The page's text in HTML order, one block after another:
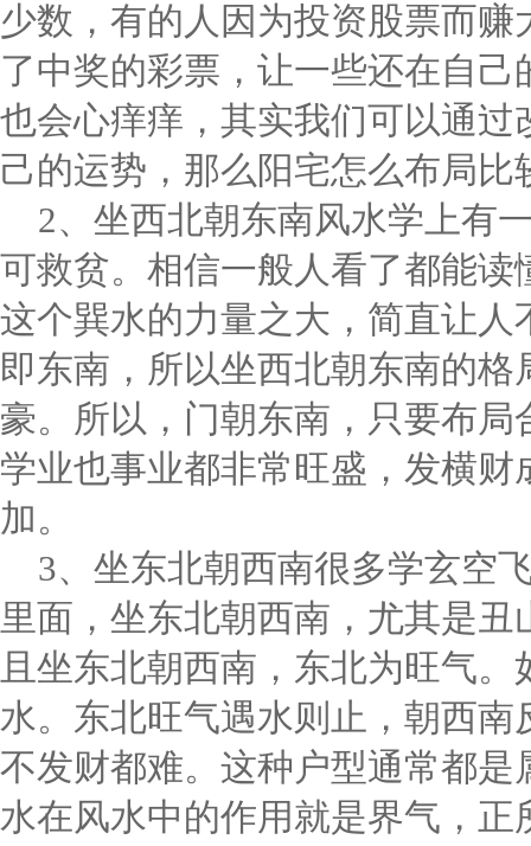
少数，有的人因为投资股票而
了中奖的彩票，让一些还在自
也会心痒痒，其实我们可以通过
己的运势，那么阳宅怎么布局比
2、坐西北朝东南风水学上有
可救贫。相信一般人看了都能读
这个巽水的力量之大，简直让人
即东南，所以坐西北朝东南的格
豪。所以，门朝东南，只要布局
学业也事业都非常旺盛，发横财
加。
3、坐东北朝西南很多学玄空
里面，坐东北朝西南，尤其是
且坐东北朝西南，东北为旺气。
水。东北旺气遇水则止，朝西南
不发财都难。这种户型通常都是
水在风水中的作用就是界气，正